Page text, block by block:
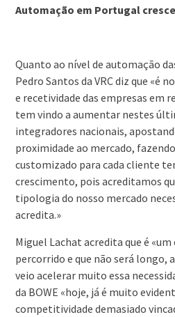
Automação em Portugal
Quanto ao nível de automação
Pedro Santos da VRC diz que «é
e recetividade das empresas em
tem vindo a aumentar nestes
integradores nacionais,
proximidade ao mercado,
customizado para cada cliente
crescimento, pois acreditamos
tipologia do nosso mercado
acredita.»
Miguel Lachat acredita que é
percorrido e que não será longo,
veio acelerar muito essa
da BOWE «hoje, já é muito
competitividade demasiado